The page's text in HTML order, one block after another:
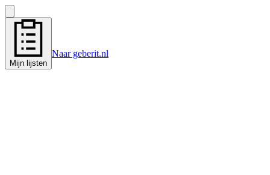
Mijn lijsten
Naar geberit.nl